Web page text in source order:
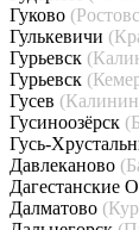
Гуково
Гулькевичи
Гурьевск
Гурьевск
Гусев
Гусиноозёрск
Гусь-
Давлеканово
Дагестанские
Далматово